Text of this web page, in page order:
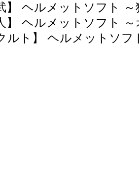
】 ヘルメットソフト
】 ヘルメットソフト
ルト】 ヘルメットソ